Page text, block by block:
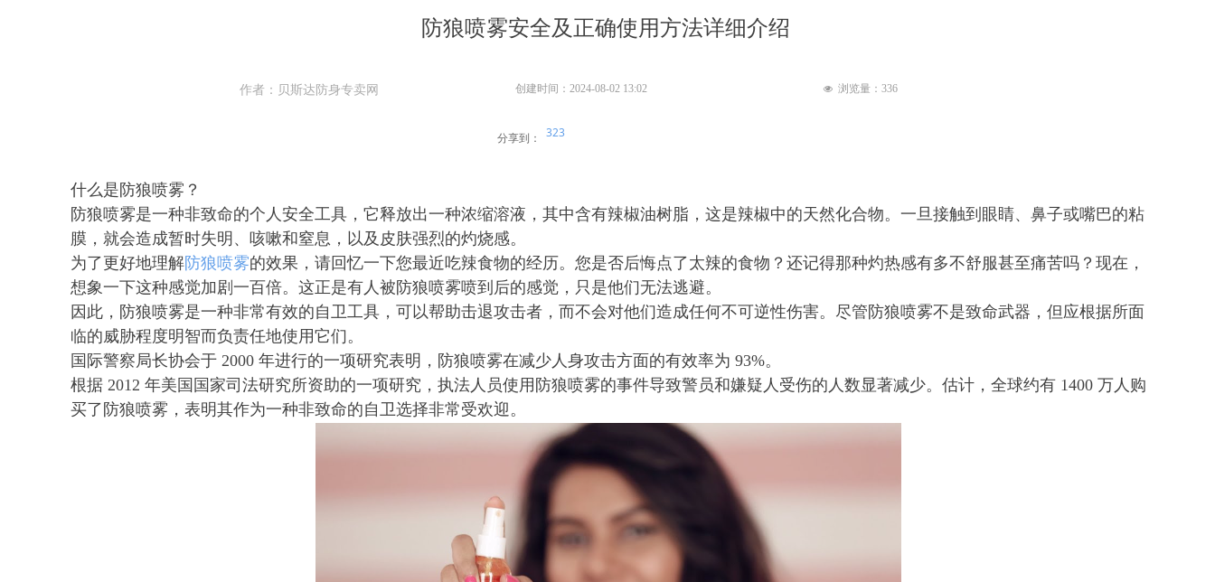
防狼喷雾安全及正确使用方法详细介绍
什么是防狼喷雾？
防狼喷雾是一种非致命的个人安全工具，它释放出一种浓缩溶液，其中含有辣椒油树脂，这是辣椒中的天然化合物。一旦接触到眼睛、鼻子或嘴巴的粘
膜，就会造成暂时失明、咳嗽和窒息，以及皮肤强烈的灼烧感。
为了更好地理解防狼喷雾的效果，请回忆一下您最近吃辣食物的经历。您是否后悔点了太辣的食物？还记得那种灼热感有多不舒服甚至痛苦吗？现在，
想象一下这种感觉加剧一百倍。这正是有人被防狼喷雾喷到后的感觉，只是他们无法逃避。
因此，防狼喷雾是一种非常有效的自卫工具，可以帮助击退攻击者，而不会对他们造成任何不可逆性伤害。尽管防狼喷雾不是致命武器，但应根据所面
临的威胁程度明智而负责任地使用它们。
国际警察局长协会于 2000 年进行的一项研究表明，防狼喷雾在减少人身攻击方面的有效率为 93%。
根据 2012 年美国国家司法研究所资助的一项研究，执法人员使用防狼喷雾的事件导致警员和嫌疑人受伤的人数显著减少。 估计，全球约有 1400 万人购
买了防狼喷雾，表明其作为一种非致命的自卫选择非常受欢迎。
分享到： 323
创建时间： 2024-08-02 13:02
作者：贝斯达防身专卖网 넶 浏览量： 336